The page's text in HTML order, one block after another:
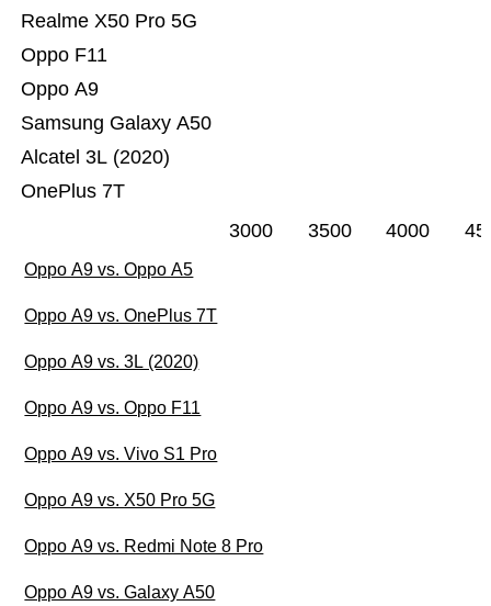
OnePlus 7T
Alcatel 3L (2020)
Samsung Galaxy A50
Oppo A9
Oppo F11
Realme X50 Pro 5G
3000 3500 4000
Oppo A9 vs. Oppo A5
Oppo A9 vs. OnePlus 7T
Oppo A9 vs. 3L (2020)
Oppo A9 vs. Oppo F11
Oppo A9 vs. Vivo S1 Pro
Oppo A9 vs. X50 Pro 5G
Oppo A9 vs. Redmi Note 8 Pro
Oppo A9 vs. Galaxy A50